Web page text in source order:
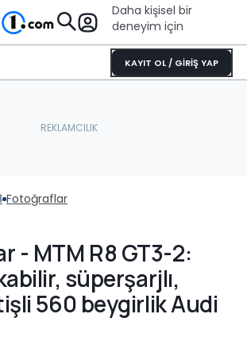
Daha kişisel bir
deneyim için
KAYIT OL / GİRİŞ YAP
Fotoğraflar
- MTM R8 GT3-2:
süperşarjlı,
560 beygirlik Audi